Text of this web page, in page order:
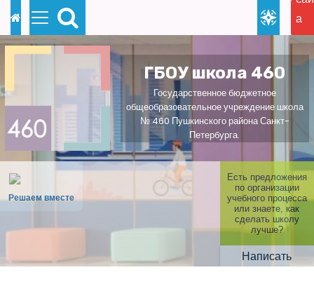
р
й
с
д
ж
а
для
ГБОУ школа 460
Государственное бюджетное
общеобразовательное учреждение школа
№ 460 Пушкинского района Санкт-
Петербурга.
Решаем вместе
Есть предложения
по организации
учебного процесса
или знаете, как
сделать школу
лучше?
Написать